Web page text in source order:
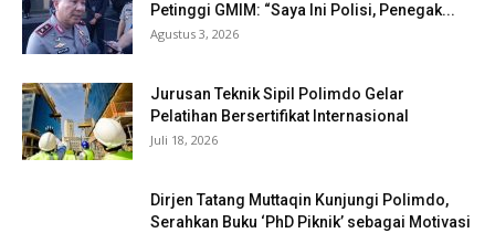
Petinggi GMIM: “Saya Ini Polisi, Penegak...
Agustus 3, 2026
Jurusan Teknik Sipil Polimdo Gelar
Pelatihan Bersertifikat Internasional
Juli 18, 2026
Dirjen Tatang Muttaqin Kunjungi Polimdo,
Serahkan Buku ‘PhD Piknik’ sebagai Motivasi